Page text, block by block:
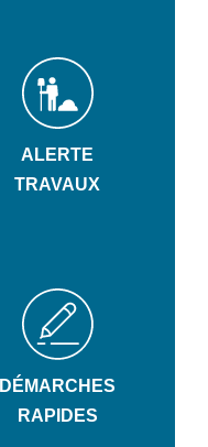
ALERTE
TRAVAUX
DÉMARCHES
RAPIDES